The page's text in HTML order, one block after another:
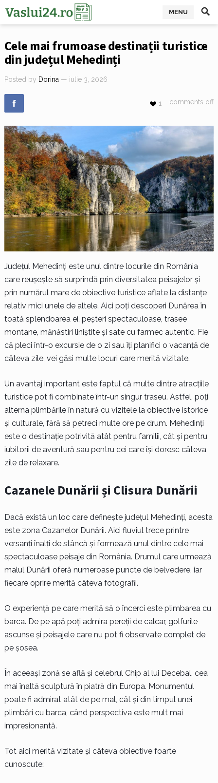
MENU
Cele mai frumoase destinații turistice
din județul Mehedinți
Posted by Dorina — iulie 3, 2026
comments off
1
Județul Mehedinți este unul dintre locurile din România
care reușește să surprindă prin diversitatea peisajelor și
prin numărul mare de obiective turistice aflate la distanțe
relativ mici unele de altele. Aici poți descoperi Dunărea în
toată splendoarea ei, peșteri spectaculoase, trasee
montane, mănăstiri liniștite și sate cu farmec autentic. Fie
că pleci într-o excursie de o zi sau îți planifici o vacanță de
câteva zile, vei găsi multe locuri care merită vizitate.
Un avantaj important este faptul că multe dintre atracțiile
turistice pot fi combinate într-un singur traseu. Astfel, poți
alterna plimbările în natură cu vizitele la obiective istorice
și culturale, fără să petreci multe ore pe drum. Mehedinți
este o destinație potrivită atât pentru familii, cât și pentru
iubitorii de aventură sau pentru cei care își doresc câteva
zile de relaxare.
Cazanele Dunării și Clisura Dunării
Dacă există un loc care definește județul Mehedinți, acesta
este zona Cazanelor Dunării. Aici fluviul trece printre
versanți înalți de stâncă și formează unul dintre cele mai
spectaculoase peisaje din România. Drumul care urmează
malul Dunării oferă numeroase puncte de belvedere, iar
fiecare oprire merită câteva fotografii.
O experiență pe care merită să o încerci este plimbarea cu
barca. De pe apă poți admira pereții de calcar, golfurile
ascunse și peisajele care nu pot fi observate complet de
pe șosea.
În aceeași zonă se află și celebrul Chip al lui Decebal, cea
mai înaltă sculptură în piatră din Europa. Monumentul
poate fi admirat atât de pe mal, cât și din timpul unei
plimbări cu barca, când perspectiva este mult mai
impresionantă.
Tot aici merită vizitate și câteva obiective foarte
cunoscute: